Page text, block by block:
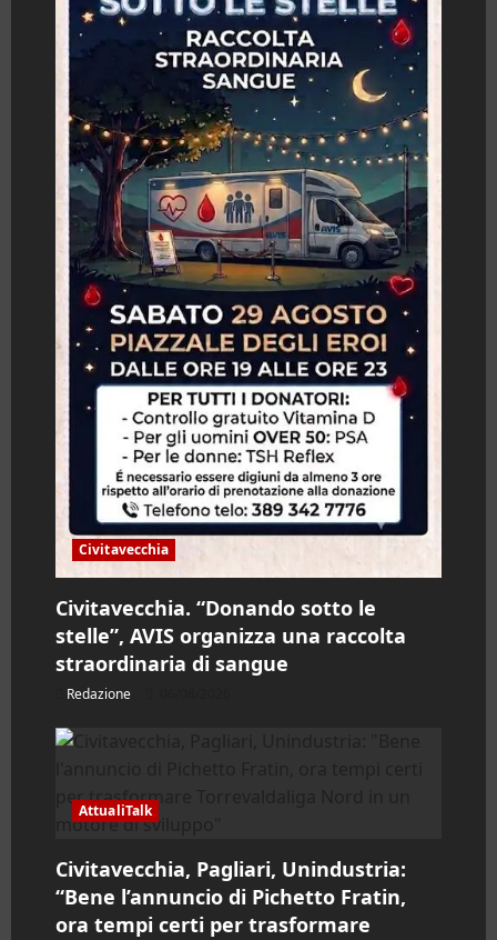
Civitavecchia
Civitavecchia. “Donando sotto le
stelle”, AVIS organizza una raccolta
straordinaria di sangue
Redazione
AttualiTalk
Civitavecchia, Pagliari, Unindustria:
“Bene l’annuncio di Pichetto Fratin,
ora tempi certi per trasformare